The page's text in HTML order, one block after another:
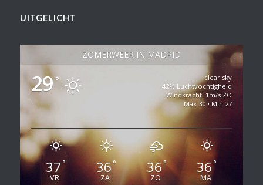
UITGELICHT
ZOMERWEER IN MADRID
29°
clear sky
42% Luchtvochtigheid
Windkracht: 1m/s ZO
Max 30 • Min 27
37°
VR
36°
ZA
36°
ZO
36°
MA